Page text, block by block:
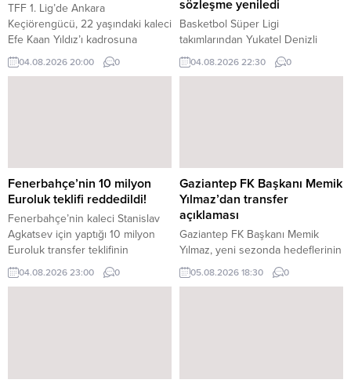
TFF 1. Lig’de Ankara
Keçiörengücü, 22 yaşındaki kaleci
Efe Kaan Yıldız’ı kadrosuna
kattığını açıkladı.
04.08.2026 20:00 0
sözleşme yeniledi
Basketbol Süper Ligi
takımlarından Yukatel Denizli
Basket’te başantrenör Zafer
Aktaş ile sözleşme yeniledi.
04.08.2026 22:30 0
Fenerbahçe’nin 10 milyon
Euroluk teklifi reddedildi!
Fenerbahçe’nin kaleci Stanislav
Agkatsev için yaptığı 10 milyon
Euroluk transfer teklifinin
Krasnodar tarafından reddedildiği
iddia edildi.
04.08.2026 23:00 0
Gaziantep FK Başkanı Memik
Yılmaz’dan transfer
açıklaması
Gaziantep FK Başkanı Memik
Yılmaz, yeni sezonda hedeflerinin
kaliteli bir takım oluşturarak güzel
futbol izletmek olduğunu belirtti.
05.08.2026 18:30 0